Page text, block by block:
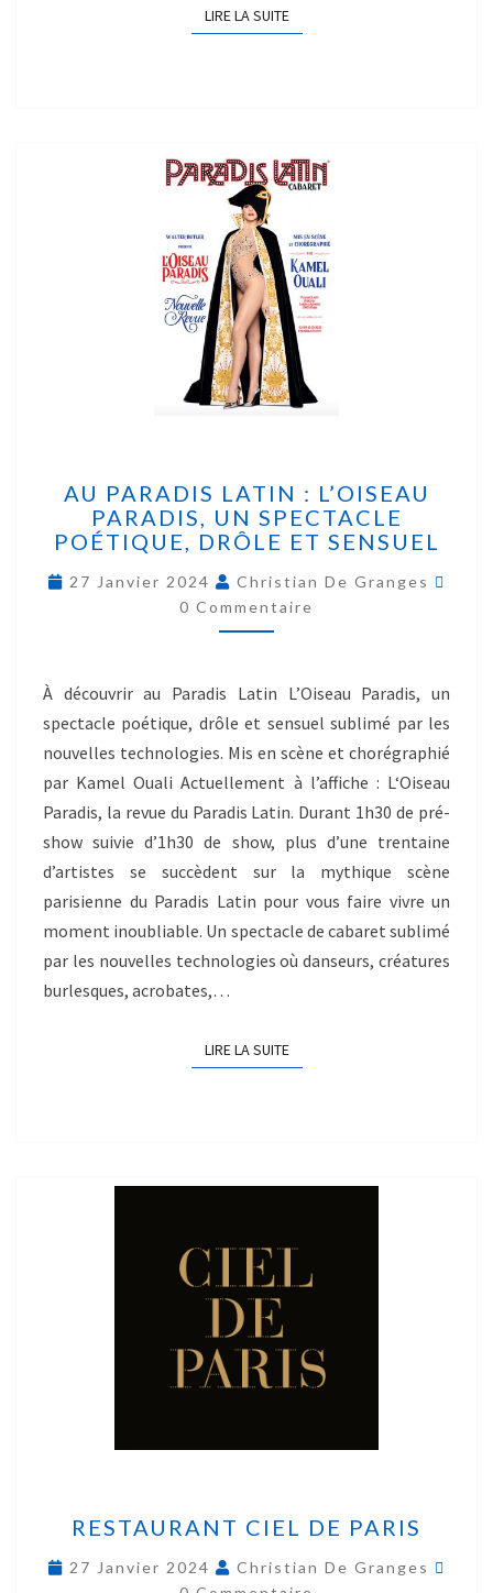
LIRE LA SUITE
AU PARADIS LATIN : L’OISEAU
PARADIS, UN SPECTACLE
POÉTIQUE, DRÔLE ET SENSUEL
27 Janvier 2024
Christian De Granges
0 Commentaire
À découvrir au Paradis Latin L’Oiseau Paradis, un
spectacle poétique, drôle et sensuel sublimé par les
nouvelles technologies. Mis en scène et chorégraphié
par Kamel Ouali Actuellement à l’affiche : L‘Oiseau
Paradis, la revue du Paradis Latin. Durant 1h30 de pré-
show suivie d’1h30 de show, plus d’une trentaine
d’artistes se succèdent sur la mythique scène
parisienne du Paradis Latin pour vous faire vivre un
moment inoubliable. Un spectacle de cabaret sublimé
par les nouvelles technologies où danseurs, créatures
burlesques, acrobates,…
LIRE LA SUITE
RESTAURANT CIEL DE PARIS
27 Janvier 2024
Christian De Granges